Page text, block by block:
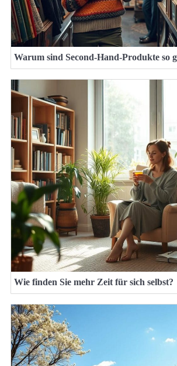
Warum sind Second-Hand-Produkte so
Wie finden Sie mehr Zeit für sich selbst?